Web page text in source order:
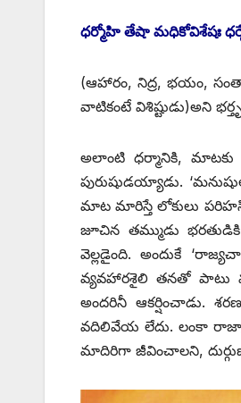
‌ధర్మోహి తేషా మధికోవిశేషః
(ఆహారం, నిద్ర, భయం,
వాటికంటే విశిష్టుడు)అని
అలాంటి ధర్మానికి, మాటకు
పురుషుడయ్యాడు.
మాట మారిస్తే లోకులు
జూచిన తమ్ముడు
వెల్లడైంది. అందుకే
వ్యవహారశైలి తనతో పాటు
అందరినీ ఆకర్షించాడు.
వదిలివేయ లేదు. లంకా
మాదిరిగా జీవించాలని,